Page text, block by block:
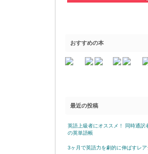
おすすめの本
最近の投稿
英語上級者にオススメ！ 同時通訳
の英単語帳
3ヶ月で英語力を劇的に伸ばすレ